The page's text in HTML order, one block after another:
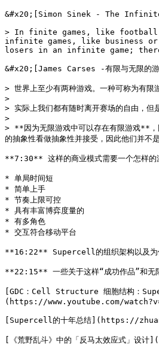
&#x20;[Simon Sinek - The
> In finite games, like football
infinite games, like business
losers in an infinite game;
&#x20;[James Carses -有限与无限
> 世界上至少有两种游戏。一种可称为有
>
> 实际上我们都有随时离开赛场的自由，但
>
> **因为无限游戏中可以存在有限游戏**，
的抽象性看做抽象性并接受，因此他们并不
**7:30** 这样的商业模式需要一个怎样的
* 单局时间短
* 简单上手
* 节奏上限可控
* 具有丰富博弈度量的
* 有多角色
* 交互符合移动平台
**16:22** Supercell的组织架构以及为
**22:15** 一些关于这样“成功作品”和无
[GDC：Cell Structure 细胞结构：
(https://www.youtube.com/
[Supercell的十年总结](https://
[《荒野乱斗》中的「反马太效应式